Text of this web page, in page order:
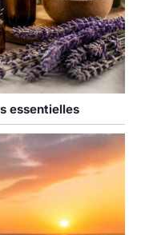
liquides qui
être utilisés
à goutte. Sa
vous
de trouver la
façon de
dans
C'est
partenaire
dans la vie
et au
essentielles